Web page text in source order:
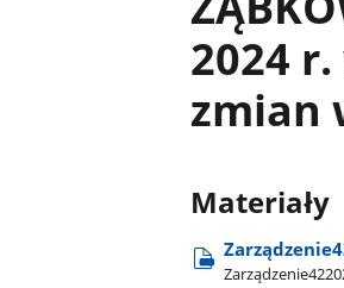
2024
zmian
Materiały